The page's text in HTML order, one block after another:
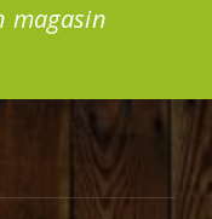
magasin